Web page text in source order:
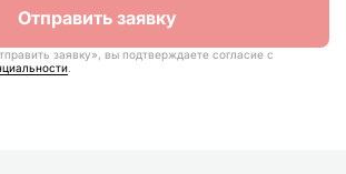
Отправить заявку
заявку», вы подтверждаете согласие с